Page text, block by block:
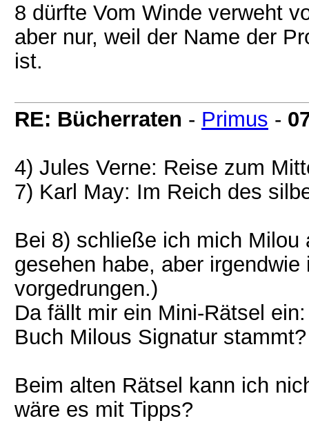
8 dürfte Vom Winde verweht
aber nur, weil der Name der
ist.
RE: Bücherraten - Primus -
4) Jules Verne: Reise zum
7) Karl May: Im Reich des
Bei 8) schließe ich mich
gesehen habe, aber
vorgedrungen.)
Da fällt mir ein Mini-Rätsel
Buch Milous Signatur stammt?
Beim alten Rätsel kann ich
wäre es mit Tipps?